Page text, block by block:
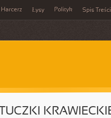
Harcerz Łysy Polityk Spis Treści